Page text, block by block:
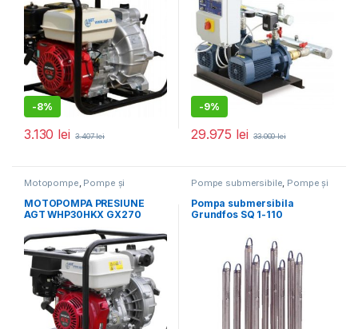
-8%
3.130 lei 3.407lei
-9%
29.975 lei 33.000lei
Motopompe, Pompe și
MOTOPOMPA PRESIUNE
AGT WHP30HKX GX270
Pompe submersibile, Pompe și
Pompa submersibila
Grundfos SQ 1-110